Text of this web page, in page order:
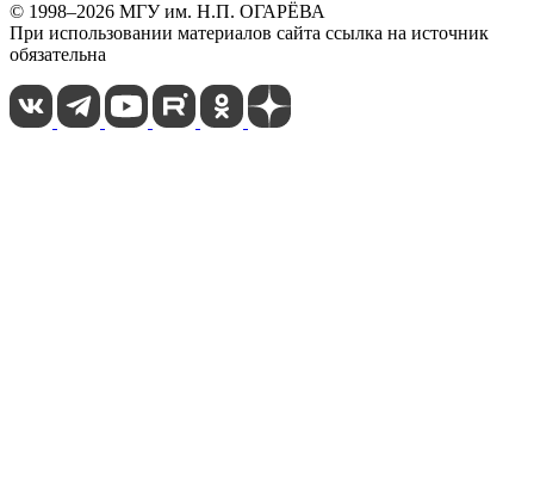
© 1998–2026 МГУ им. Н.П. ОГАРЁВА
При использовании материалов сайта ссылка на источник
обязательна